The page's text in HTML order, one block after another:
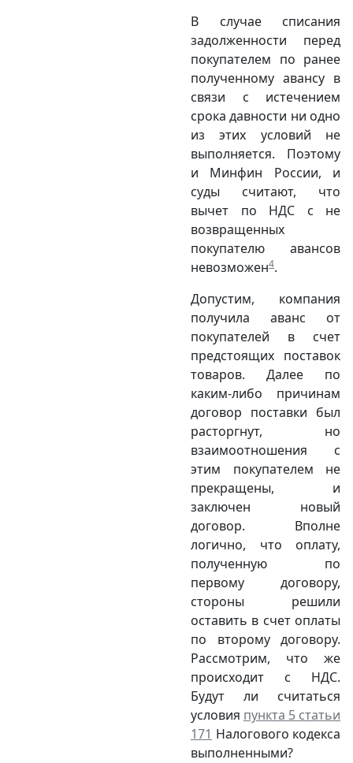
В случае списания
задолженности перед
покупателем по ранее
полученному авансу в
связи с истечением
срока давности ни одно
из этих условий не
выполняется. Поэтому
и Минфин России, и
суды считают, что
вычет по НДС с не
возвращенных
покупателю авансов
невозможен4.
Допустим, компания
получила аванс от
покупателей в счет
предстоящих поставок
товаров. Далее по
каким-либо причинам
договор поставки был
расторгнут, но
взаимоотношения с
этим покупателем не
прекращены, и
заключен новый
договор. Вполне
логично, что оплату,
полученную по
первому договору,
стороны решили
оставить в счет оплаты
по второму договору.
Рассмотрим, что же
происходит с НДС.
Будут ли считаться
условия пункта 5 статьи
171 Налогового кодекса
выполненными?